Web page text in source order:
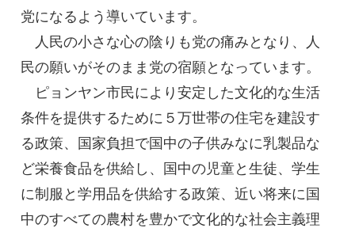
党になるよう導いています。
人民の小さな心の陰りも党の痛みとなり、人
民の願いがそのまま党の宿願となっています。
ピョンヤン市民により安定した文化的な生活
条件を提供するために５万世帯の住宅を建設す
る政策、国家負担で国中の子供みなに乳製品な
ど栄養食品を供給し、国中の児童と生徒、学生
に制服と学用品を供給する政策、近い将来に国
中のすべての農村を豊かで文化的な社会主義理